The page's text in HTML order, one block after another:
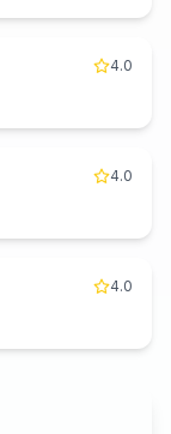
4.0
4.0
4.0